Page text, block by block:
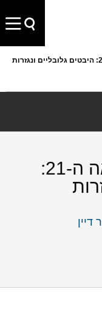
חינוך מהנדסים במאה ה-21: היבטים גלובליים ונגזרות
חינוך מהנדסים במאה ה-21:
דיין